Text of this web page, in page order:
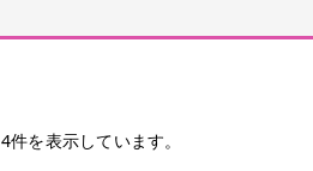
4件を表示しています。